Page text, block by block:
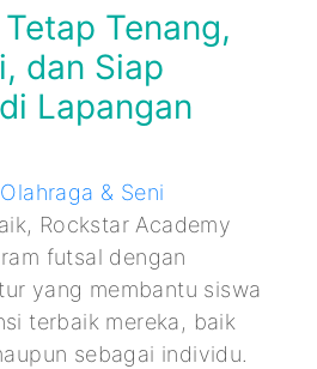
Tenang,
dan Siap
Lapangan
& Seni
Rockstar Academy
futsal dengan
yang membantu siswa
terbaik mereka, baik
sebagai individu.